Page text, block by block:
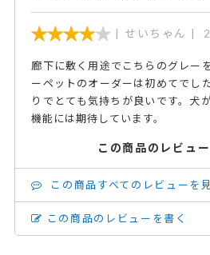
せいちゃん
廊下に敷く用途でこちらのグレー
ーペットのオーダーは初めてでし
りでとても気持ちが良いです。犬
機能には期待しています。
この商品のレビュ
この商品すべてのレビューを
この商品のレビューを書く